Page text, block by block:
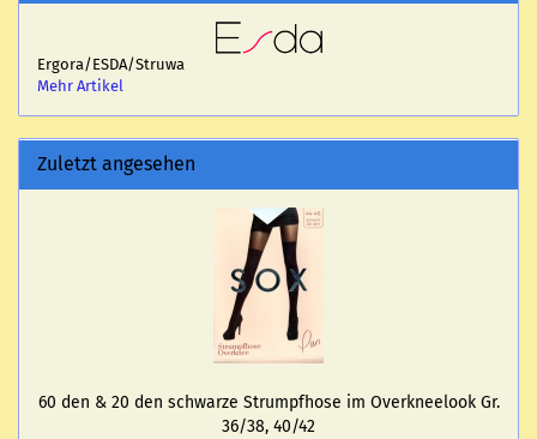
Ergora/ESDA/Struwa
Mehr Artikel
Zuletzt angesehen
60 den & 20 den schwar­ze Strumpf­ho­se im Over­knee­look Gr.
36/38, 40/42